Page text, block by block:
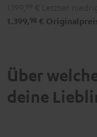
Set
Steel
und Räumlichkeit
1.399, 98 €
Über
deine